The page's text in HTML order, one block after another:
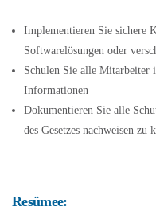
Implementieren Sie sichere
Softwarelösungen oder
Schulen Sie alle
Informationen
Dokumentieren Sie alle
des Gesetzes nachweisen zu
Resümee: